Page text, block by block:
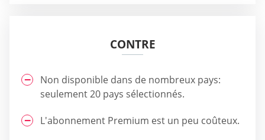
CONTRE
Non disponible dans de nombreux pays:
seulement 20 pays sélectionnés.
L'abonnement Premium est un peu coûteux.